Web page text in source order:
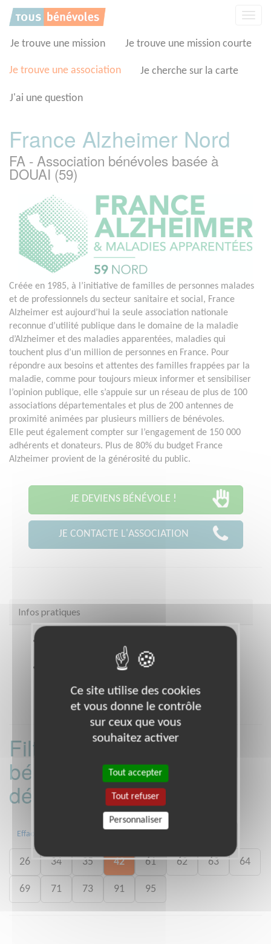
Je trouve une mission Je trouve une mission courte
Je trouve une association Je cherche sur la carte
J'ai une question
France Alzheimer Nord
FA - Association bénévoles basée à
DOUAI (59)
Créée en 1985, à l’initiative de familles de personnes malades
et de professionnels du secteur sanitaire et social, France
Alzheimer est aujourd’hui la seule association nationale
reconnue d’utilité publique dans le domaine de la maladie
d’Alzheimer et des maladies apparentées, maladies qui
touchent plus d’un million de personnes en France. Pour
répondre aux besoins et attentes des familles frappées par la
maladie, comme pour toujours mieux informer et sensibiliser
l’opinion publique, elle s’appuie sur un réseau de plus de 100
associations départementales et plus de 200 antennes de
proximité animées par plusieurs milliers de bénévoles.
Elle peut également compter sur l’engagement de 150 000
adhérents et donateurs. Plus de 80% du budget France
Alzheimer provient de la générosité du public.
JE DEVIENS BÉNÉVOLE !
JE CONTACTE L'ASSOCIATION
Infos pratiques
178 rue Casimir Giroud DOUAI
Filtrer les missions
bénévoles par
département :
Effacer
26 34 35 42 61 62 63 64
69 71 73 91 95
Panneau de gestion des cookies
Ce site utilise des cookies
et vous donne le contrôle
sur ceux que vous
souhaitez activer
Tout accepter
Tout refuser
Personnaliser